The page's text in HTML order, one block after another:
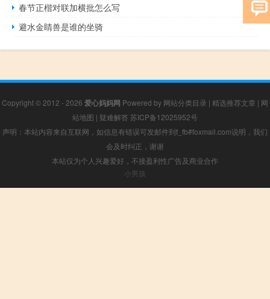
春节正楷对联加横批怎么写
避水金睛兽是谁的坐骑
Copyright © 2012 - 2026 爱心妈妈网 Powered by 网站分类目录 | 精选推荐文章 | 网
站地图 | 疑难解答 苏ICP备12025952号
声明：本站内容来自互联网，如信息有错误可发邮件到f_fb#foxmail.com说明，我们
会及时纠正，谢谢
本站仅为个人兴趣爱好，不接盈利性广告及商业合作
小男孩